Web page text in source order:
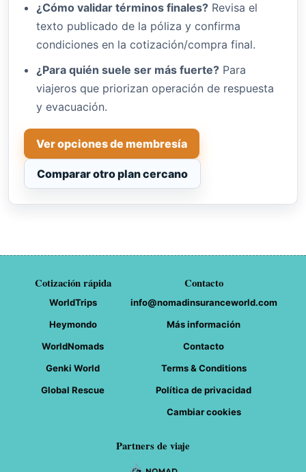
¿Cómo validar términos finales? Revisa el
texto publicado de la póliza y confirma
condiciones en la cotización/compra final.
¿Para quién suele ser más fuerte? Para
viajeros que priorizan operación de respuesta
y evacuación.
Ver opciones de membresía
Comparar otro plan cercano
Cotización rápida
WorldTrips
Heymondo
WorldNomads
Genki World
Global Rescue
Contacto
info@nomadinsuranceworld.com
Más información
Contacto
Terms & Conditions
Política de privacidad
Cambiar cookies
Partners de viaje